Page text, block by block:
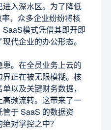
入深水区。为了降低
，众多企业纷纷将核
模式凭借其即开即
代企业的办公形态。
。在全员业务上云的
正在被无限模糊。核
以及关键财务数据，
频流转。这带来了一
于 SaaS 的数据资
对掌控之中？